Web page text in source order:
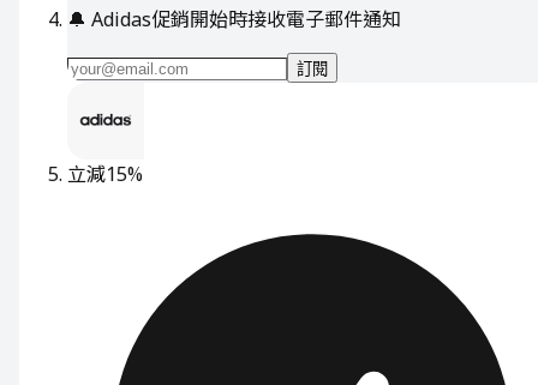
🔔 Adidas促銷開始時接收電子郵件通知
訂閱
立減15%